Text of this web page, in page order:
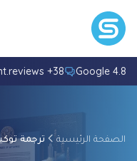
4.8/5 Google
38+ content.reviews
الصفحة الرئيسية ترجمة